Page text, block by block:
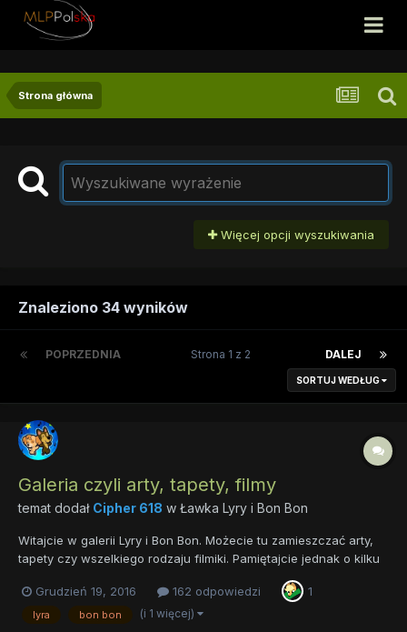
Strona główna
Więcej opcji wyszukiwania
Znaleziono 34 wyników
POPRZEDNIA DALEJ
Strona 1 z 2
SORTUJ WEDŁUG
Galeria czyli arty, tapety, filmy
temat dodał Cipher 618 w Ławka Lyry i Bon Bon
Witajcie w galerii Lyry i Bon Bon. Możecie tu zamieszczać arty,
tapety czy wszelkiego rodzaju filmiki. Pamiętajcie jednak o kilku
spoilerze - Zakaz R34, brutalnych scen, shippingów
ocierających się o clopy. - Forumowa...
Grudzień 19, 2016 162 odpowiedzi 1
lyra bon bon (i 1 więcej)